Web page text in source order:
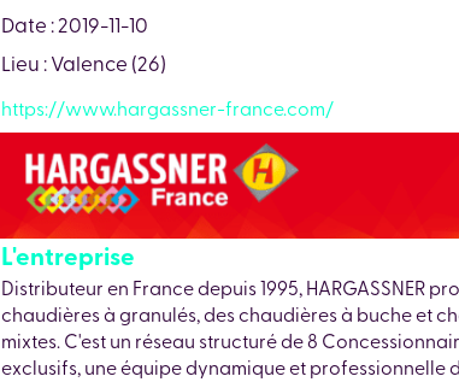
Date : 2019-11-10
Lieu : Valence (26)
https://www.hargassner-france.com/
L'entreprise
Distributeur en France depuis 1995, HARGASSNER
chaudières à granulés, des chaudières à buche et
mixtes. C'est un réseau structuré de 8
exclusifs, une équipe dynamique et professionnelle